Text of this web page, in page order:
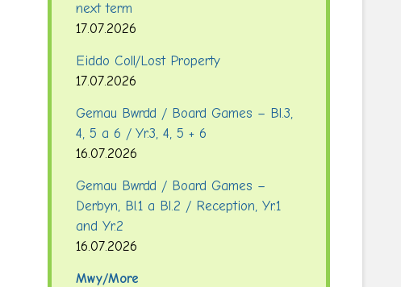
next term
17.07.2026
Eiddo Coll/Lost Property
17.07.2026
Gemau Bwrdd / Board Games – Bl.3,
4, 5 a 6 / Yr.3, 4, 5 + 6
16.07.2026
Gemau Bwrdd / Board Games –
Derbyn, Bl.1 a Bl.2 / Reception, Yr.1
and Yr.2
16.07.2026
Mwy/More